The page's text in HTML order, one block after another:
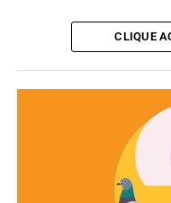
O apartamento foi
. O caso
CLIQUE